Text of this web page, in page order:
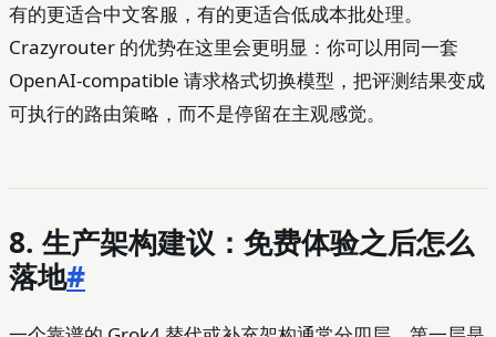
有的更适合中文客服，有的更适合低成本批处理。
Crazyrouter 的优势在这里会更明显：你可以用同一套
OpenAI-compatible 请求格式切换模型，把评测结果变成
可执行的路由策略，而不是停留在主观感觉。
8. 生产架构建议：免费体验之后怎么
落地#